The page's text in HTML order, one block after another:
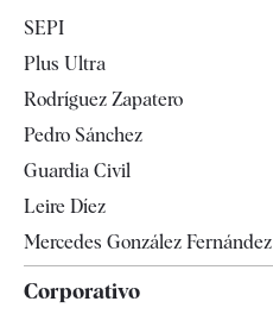
Televisión
SEPI
Plus Ultra
Rodríguez Zapatero
Pedro Sánchez
Guardia Civil
Leire Díez
Mercedes González Fernández
Corporativo